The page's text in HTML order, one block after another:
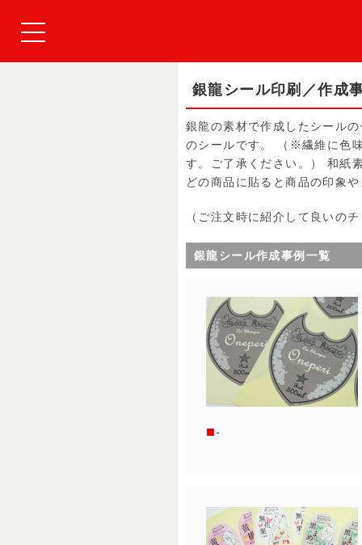
銀龍シール印刷／作成
銀龍の素材で作成したシール
のシールです。 （※繊維に色
す。ご了承ください。） 和紙
どの商品に貼ると商品の印象
（ご注文時に紹介して良いの
銀龍シール作成事例一覧
-